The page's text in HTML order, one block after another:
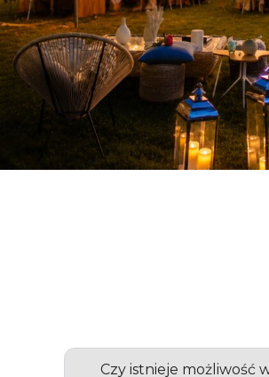
Czy istnieje możliwość